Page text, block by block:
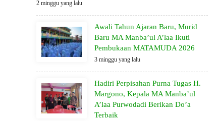
2 minggu yang lalu
Awali Tahun Ajaran Baru, Murid
Baru MA Manba’ul A’laa Ikuti
Pembukaan MATAMUDA 2026
3 minggu yang lalu
Hadiri Perpisahan Purna Tugas H.
Margono, Kepala MA Manba’ul
A’laa Purwodadi Berikan Do’a
Terbaik